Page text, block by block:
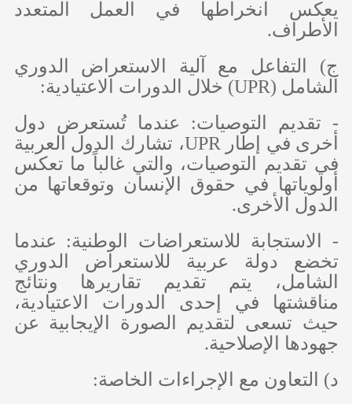
يعكس انخراطها في العمل المتعدد
الأطراف.
‌ج) التفاعل مع آلية الاستعراض الدوري
الشامل (UPR) خلال الدورات الاعتيادية:
- تقديم التوصيات: عندما تُستعرض دول
أخرى في إطار UPR، تشارك الدول العربية
في تقديم التوصيات، والتي غالباً ما تعكس
أولوياتها في حقوق الإنسان وتوقعاتها من
الدول الأخرى.
- الاستجابة للاستعراضات الوطنية: عندما
تخضع دولة عربية للاستعراض الدوري
الشامل، يتم تقديم تقاريرها ونتائج
مناقشتها في إحدى الدورات الاعتيادية،
حيث تسعى لتقديم الصورة الإيجابية عن
جهودها الإصلاحية.
‌د) التعاون مع الإجراءات الخاصة: